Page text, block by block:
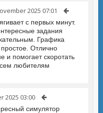
2025 07:01
с первых минут.
задания
Графика
Отлично
и помогает скоротать
любителям
2025 03:00
симулятор